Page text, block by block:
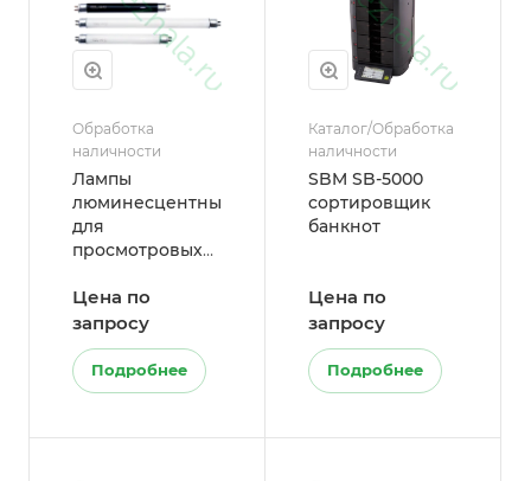
Обработка
наличности
Лампы
люминесцентные
для
просмотровых
Цена по
запросу
Подробнее
Каталог/Обработка
наличности
SBM SB-5000
сортировщик
банкнот
Цена по
запросу
Подробнее